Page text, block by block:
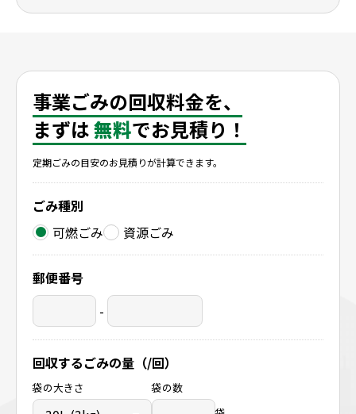
滋賀県大津市
滋賀県栗東市
事業ごみの回収料金を、
まずは無料でお見積り！
定期ごみの目安のお見積りが計算できます。
ごみ種別
可燃ごみ
資源ごみ
郵便番号
-
回収するごみの量（/回）
袋の大きさ
袋の数